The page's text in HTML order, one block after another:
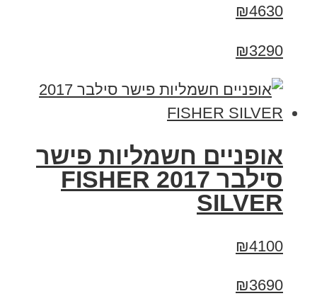
₪4630
₪3290
אופניים חשמליות פישר
סילבר 2017 FISHER
SILVER
₪4100
₪3690